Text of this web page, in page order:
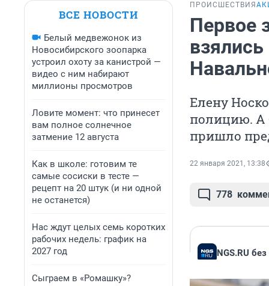
ВСЕ НОВОСТИ
Белый медвежонок из
Новосибирского зоопарка
устроил охоту за канистрой —
видео с ним набирают
миллионы просмотров
Ловите момент: что принесет
вам полное солнечное
затмение 12 августа
Как в школе: готовим те
самые сосиски в тесте —
рецепт на 20 штук (и ни одной
не останется)
Нас ждут целых семь коротких
рабочих недель: график на
2027 год
Сыграем в «Ромашку»?
ПРОИСШЕСТВИЯ
Первое
Елену
полицию. А
пришло
22 января 2021, 13:38
778
NGS.RU